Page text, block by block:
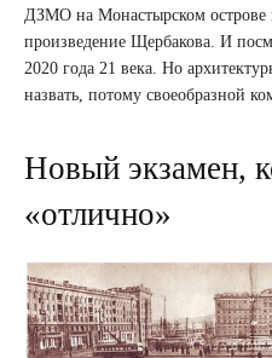
ДЗМО на Монастырском
произведение Щербакова. И
2020 года 21 века. Но
назвать, потому своеобразной
Новый экзамен,
«отлично»